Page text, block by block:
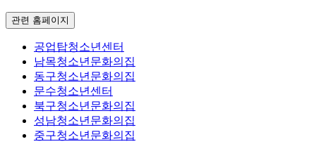
관련 홈페이지
공업탑청소년센터
남목청소년문화의집
동구청소년문화의집
문수청소년센터
북구청소년문화의집
성남청소년문화의집
중구청소년문화의집